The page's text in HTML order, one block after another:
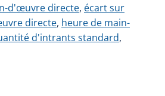
d'œuvre directe, écart sur
directe, heure de main-
d'intrants standard,